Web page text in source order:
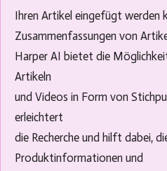
Ihren Artikel eingefügt werden
Zusammenfassungen von
Harper AI bietet die
Artikeln
und Videos in Form von
erleichtert
die Recherche und hilft dabei,
Produktinformationen und